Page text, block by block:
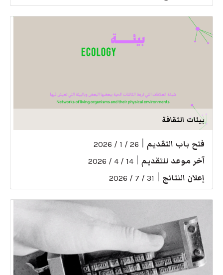
بيئات الثقافة
فتح باب التقديم 26 / 1 / 2026
آخر موعد للتقديم 14 / 4 / 2026
إعلان النتائج 31 / 7 / 2026